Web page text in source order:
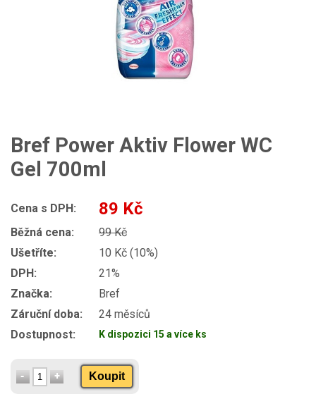
Bref Power Aktiv Flower WC
Gel 700ml
Cena s DPH: 89 Kč
Běžná cena:
99 Kč
Ušetříte:
10 Kč (10%)
DPH:
21%
Značka:
Bref
Záruční doba:
24 měsíců
Dostupnost:
K dispozici 15 a více ks
Koupit